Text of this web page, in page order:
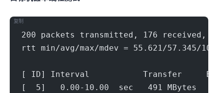
200 packets transmitted, 176 received,
rtt min/avg/max/mdev = 55.621/57.345/
[ ID] Interval           Transfer
[  5]   0.00-10.00  sec   491 MBytes
复制